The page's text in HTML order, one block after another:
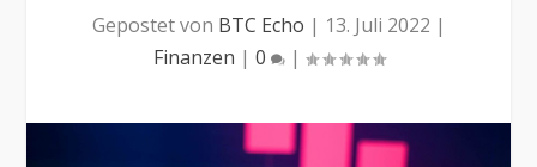
Gepostet von BTC Echo | 13. Juli 2022 |
Finanzen | 0 |